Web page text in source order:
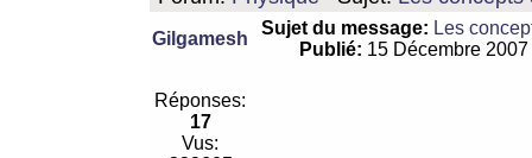
Gilgamesh
Sujet du message: Les
Publié: 15 Décembre
Réponses:
17
Vus: